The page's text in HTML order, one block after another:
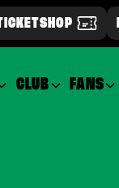
CLUB FANS